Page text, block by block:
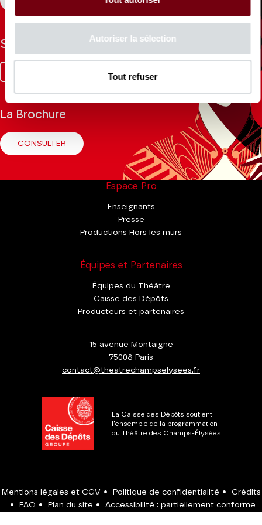
Autoriser la sélection
Tout refuser
Suivez-nous
YoutubeLinkedin
La Brochure
CONSULTER
Espace Pro
Enseignants
Presse
Productions Hors les murs
Équipes et Partenaires
Équipes du Théâtre
Caisse des Dépôts
Producteurs et partenaires
15 avenue Montaigne
75008 Paris
contact@theatrechampselysees.fr
La Caisse des Dépôts soutient
l'ensemble de la programmation
du Théâtre des Champs-Élysées
Mentions légales et CGV • Politique de confidentialité •
Crédits
•
FAQ • Plan du site • Accessibilité : partiellement conforme